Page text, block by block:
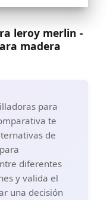
para obtener
cepilladora
proyectos
resultados
de polvo de
evacua
de madera,
de trabajo
en el aire
cómodo
leroy merlin -
madera
para
te
de
diferentes
y valida el
una decisión